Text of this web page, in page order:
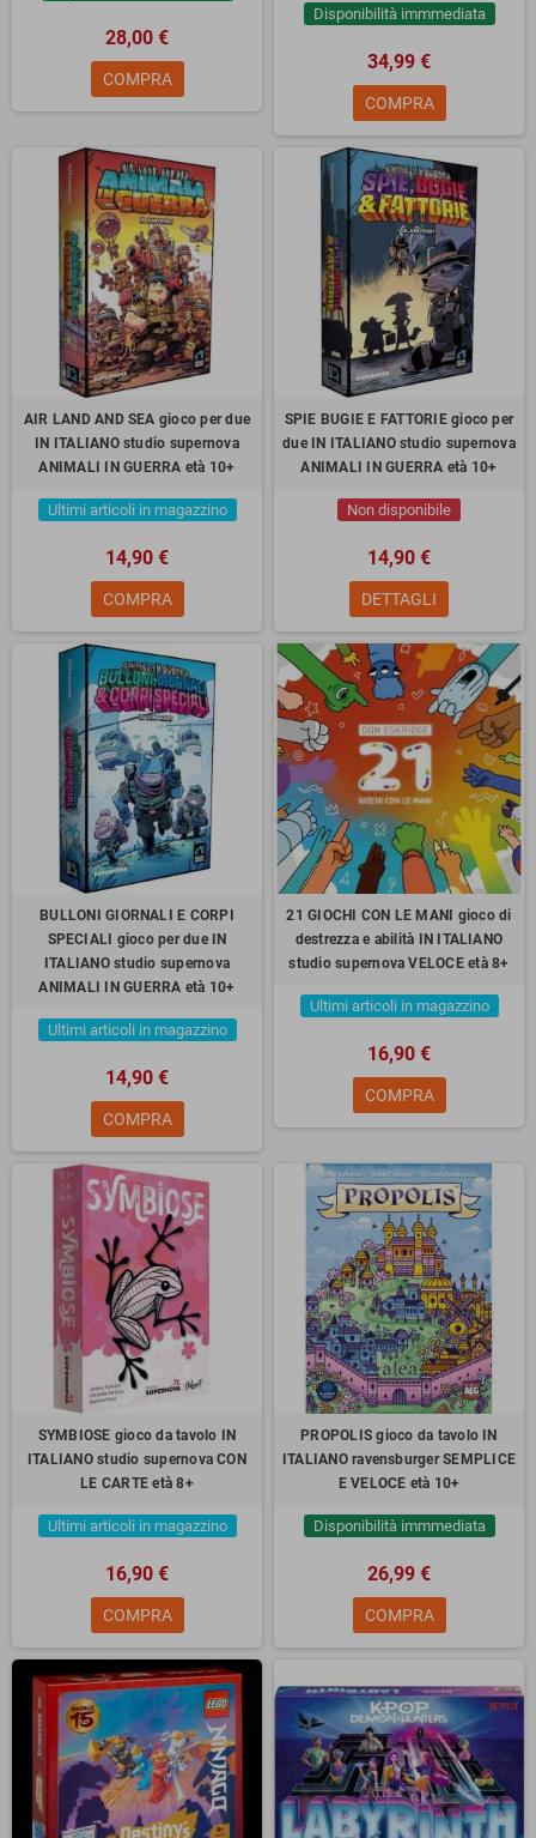
28,00 €
COMPRA
Disponibilità immmediata
34,99 €
COMPRA
AIR LAND AND SEA gioco per due
IN ITALIANO studio supernova
ANIMALI IN GUERRA età 10+
Ultimi articoli in magazzino
14,90 €
COMPRA
SPIE BUGIE E FATTORIE gioco per
due IN ITALIANO studio supernova
ANIMALI IN GUERRA età 10+
Non disponibile
14,90 €
DETTAGLI
BULLONI GIORNALI E CORPI
SPECIALI gioco per due IN
ITALIANO studio supernova
ANIMALI IN GUERRA età 10+
Ultimi articoli in magazzino
14,90 €
COMPRA
21 GIOCHI CON LE MANI gioco di
destrezza e abilità IN ITALIANO
studio supernova VELOCE età 8+
Ultimi articoli in magazzino
16,90 €
COMPRA
SYMBIOSE gioco da tavolo IN
ITALIANO studio supernova CON
LE CARTE età 8+
Ultimi articoli in magazzino
16,90 €
COMPRA
PROPOLIS gioco da tavolo IN
ITALIANO ravensburger SEMPLICE
E VELOCE età 10+
Disponibilità immmediata
26,99 €
COMPRA